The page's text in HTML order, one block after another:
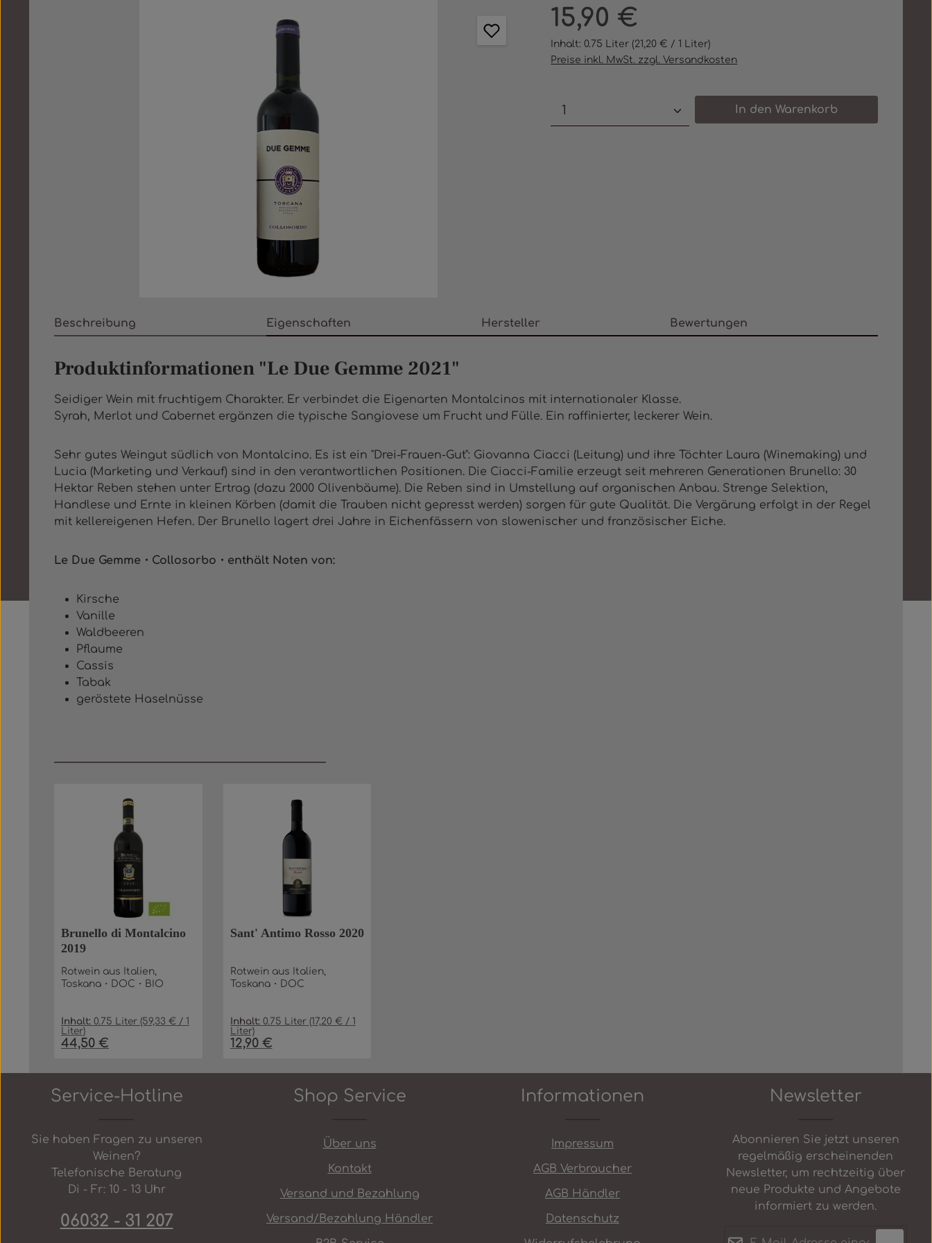
Regulärer Preis:
15,90 €
Inhalt:0.75 Liter (21,20 € / 1 Liter)
Preise inkl. MwSt. zzgl. Versandkosten
Produkt Anzahl: Gib den gewünschten
In den Warenkorb
Beschreibung Eigenschaften Hersteller Bewertungen
Produktinformationen "Le Due Gemme 2021"
Seidiger Wein mit fruchtigem Charakter. Er verbindet die Eigenarten Montalcinos mit internationaler Klasse.
Syrah, Merlot und Cabernet ergänzen die typische Sangiovese um Frucht und Fülle. Ein raffinierter, leckerer Wein.
Sehr gutes Weingut südlich von Montalcino. Es ist ein "Drei-Frauen-Gut": Giovanna Ciacci (Leitung) und ihre Töchter Laura (Winemaking) und
Lucia (Marketing und Verkauf) sind in den verantwortlichen Positionen. Die Ciacci-Familie erzeugt seit mehreren Generationen Brunello: 30
Hektar Reben stehen unter Ertrag (dazu 2000 Olivenbäume). Die Reben sind in Umstellung auf organischen Anbau. Strenge Selektion,
Handlese und Ernte in kleinen Körben (damit die Trauben nicht gepresst werden) sorgen für gute Qualität. Die Vergärung erfolgt in der Regel
mit kellereigenen Hefen. Der Brunello lagert drei Jahre in Eichenfässern von slowenischer und französischer Eiche.
Le Due Gemme・Collosorbo・enthält Noten von:
Kirsche
Vanille
Waldbeeren
Pflaume
Cassis
Tabak
geröstete Haselnüsse
Brunello di Montalcino
2019
Rotwein aus Italien,
Toskana・DOC・BIO
Inhalt:0.75 Liter (59,33 € / 1
Liter)
Regulärer Preis:
44,50 €
Produkt Anzahl: Gib den gewünschten Wert ein oder benutze die Schaltflächen um die Anzahl zu
In den Warenkorb
Sant' Antimo Rosso 2020
Rotwein aus Italien,
Toskana・DOC
Inhalt: 0.75 Liter (17,20 € / 1
Liter)
Regulärer Preis:
12,90 €
Produkt Anzahl: Gib den gewünschten Wert ein oder benutze die Schaltflächen
In den Warenkorb
Service-Hotline
Sie haben Fragen zu unseren
Weinen?
Telefonische Beratung
Di - Fr: 10 - 13 Uhr
06032 - 31 207
Shop Service
Über uns
Kontakt
Versand und Bezahlung
Versand/Bezahlung Händler
Informationen
Impressum
AGB Verbraucher
AGB Händler
Datenschutz
Newsletter
Abonnieren Sie jetzt unseren
regelmäßig erscheinenden
Newsletter, um rechtzeitig über
neue Produkte und Angebote
informiert zu werden.
E-Mail-Adresse*